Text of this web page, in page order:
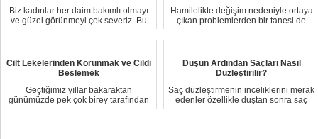
Biz kadınlar her daim bakımlı olmayı
ve güzel görünmeyi çok severiz. Bu
Hamilelikte değişim nedeniyle ortaya
çıkan problemlerden bir tanesi de
Cilt Lekelerinden Korunmak ve Cildi
Beslemek
Geçtiğimiz yıllar bakaraktan
günümüzde pek çok birey tarafından
Duşun Ardından Saçları Nasıl
Düzleştirilir?
Saç düzleştirmenin inceliklerini merak
edenler özellikle duştan sonra saç